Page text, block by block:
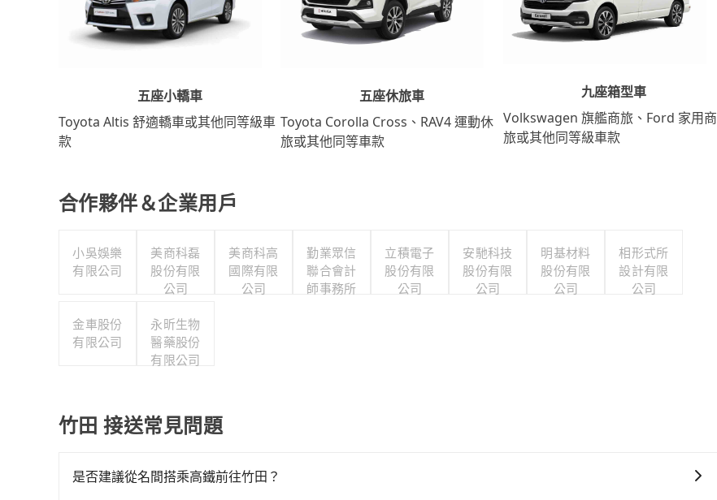
五座小轎車
Toyota Altis 舒適轎車或其他同等級車
款
五座休旅車
Toyota Corolla Cross、RAV4 運動休
旅或其他同等車款
九座箱型車
Volkswagen 旗艦商旅、Ford 家用商
旅或其他同等級車款
合作夥伴＆企業用戶
小吳娛樂
有限公司
美商科磊
股份有限
公司
美商科高
國際有限
公司
勤業眾信
聯合會計
師事務所
立積電子
股份有限
公司
安馳科技
股份有限
公司
明基材料
股份有限
公司
相形式所
設計有限
公司
金車股份
有限公司
永昕生物
醫藥股份
有限公司
竹田 接送常見問題
是否建議從名間搭乘高鐵前往竹田？